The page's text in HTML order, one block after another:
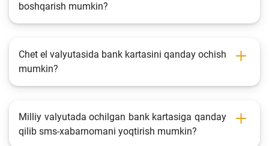
boshqarish mumkin?
Chet el valyutasida bank kartasini qanday ochish
mumkin?
Milliy valyutada ochilgan bank kartasiga qanday
qilib sms-xabarnomani yoqtirish mumkin?